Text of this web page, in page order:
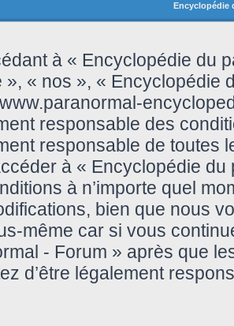
Encyclopédie
à « Encyclopédie du
», « nos », « Encyclopédie
responsable des
responsable de toutes
à « Encyclopédie
à n’importe quel
bien que nous
même car si vous
- Forum » après que
d’être légalement